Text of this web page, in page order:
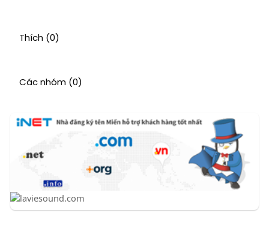
Thích (0)
Các nhóm (0)